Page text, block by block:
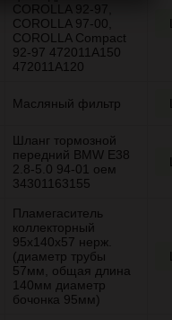
COROLLA 92-97,
COROLLA 97-00,
COROLLA Compact
92-97 472011A150
472011A120
Масляный фильтр
Шланг тормозной
передний BMW E38
2.8-5.0 94-01 оем
34301163155
Пламегаситель
коллекторный
95x140x57 нерж.
(диаметр трубы
57мм, общая длина
140мм диаметр
бочонка 95мм)